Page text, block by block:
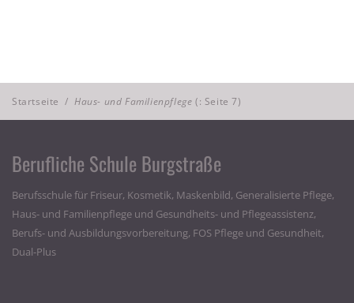
Startseite / Haus- und Familienpflege (: Seite 7)
Berufliche Schule Burgstraße
Berufsschule für Friseur, Kosmetik, Maskenbild, Generalisierte Pflege,
Haus- und Familienpflege und Gesundheits- und Pflegeassistenz,
Berufs- und Ausbildungsvorbereitung, FOS Pflege und Gesundheit,
Dual-Plus